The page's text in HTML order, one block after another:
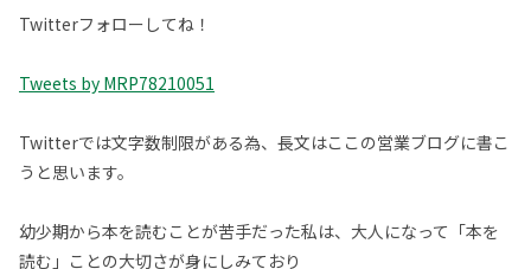
Twitterフォローしてね！
Tweets by MRP78210051
Twitterでは文字数制限がある為、長文はここの営業ブログに書こ
うと思います。
幼少期から本を読むことが苦手だった私は、大人になって「本を
読む」ことの大切さが身にしみており